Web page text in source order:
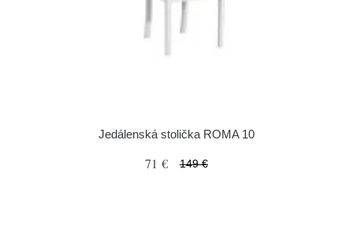
Jedálenská stolička ROMA 10
71 € 149 €